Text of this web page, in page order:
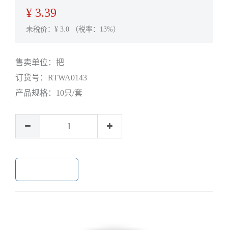
¥ 3.39
未税价：¥ 3.0 （税率：13%）
售卖单位： 把
订货号： RTWA0143
产品规格： 10只/套